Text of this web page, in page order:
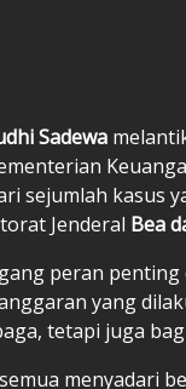
Sadewa
sejumlah kasus
Jenderal Bea
peran
yang
tetapi juga
menyadari